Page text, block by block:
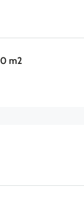
m2